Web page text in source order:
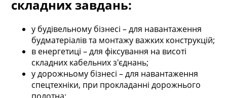
складних завдань:
у будівельному бізнесі – для навантаження
будматеріалів та монтажу важких конструкцій;
в енергетиці – для фіксування на висоті
складних кабельних з'єднань;
у дорожньому бізнесі – для навантаження
спецтехніки, при прокладанні дорожнього